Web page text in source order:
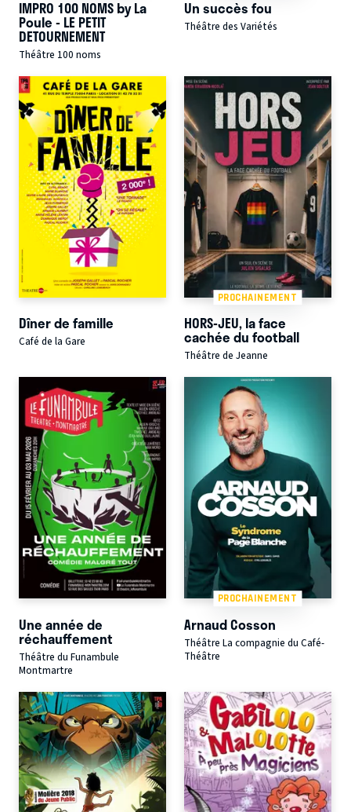
IMPRO 100 NOMS by La
Poule - LE PETIT
DETOURNEMENT
Théâtre 100 noms
Un succès fou
Théâtre des Variétés
Dîner de famille
Café de la Gare
PROCHAINEMENT
HORS-JEU, la face
cachée du football
Théâtre de Jeanne
Une année de
réchauffement
Théâtre du Funambule
Montmartre
PROCHAINEMENT
Arnaud Cosson
Théâtre La compagnie du Café-
Théâtre